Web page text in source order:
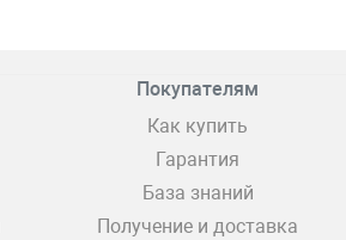
Покупателям
Как купить
Гарантия
База знаний
Получение и доставка